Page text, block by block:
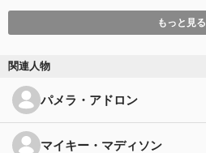
もっと見る
関連人物
パメラ・アドロン
マイキー・マディソン